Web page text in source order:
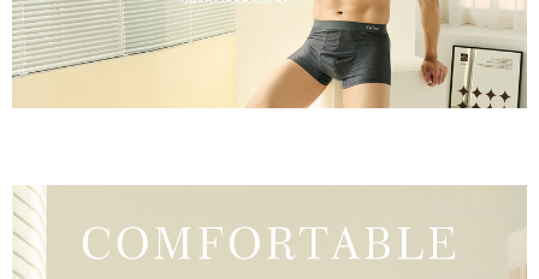
Perkhidmatan ini disediakan oleh Taiwan Mobile Co., Ltd. (“Syarikat”),
yang membolehkan pelanggan membeli barangan atau perkhidmatan
melalui perkhidmatan ini pada masa transaksi. Hasil daripada pembelian
atau pembayaran ansuran akan dipindahkan oleh peniaga kepada
Untuk memenuhi hubungan kontrak yang terjalin melalui persetujuan
penggunaan OP Pay Later, peniaga akan memberikan maklumat peribadi
anda (termasuk nama, nombor telefon, atau alamat) kepada Syarikat bagi
tujuan pengumpulan, pemprosesan dan penggunaan data yang
diperlukan untuk pengebilan ansuran, termasuk pengesahan,
keputusan pensijilan dan semakan oleh AFTEE.
2. Amaun perbelanjaan minimum mestilah lebih besar daripada NT$20.
3. Pada masa ini hanya tersedia untuk ahli Taiwan.
Ketiga, Syarat Perkhidmatan
pembeli, no. telefon, nama penerima, no. telefon, alamat penerima) untuk
penggunaan perkhidmatan. Sila rujuk kepada "Penyata Pengumpulan
Data Peribadi, Pemprosesan, Penggunaan"
(https://aftee.tw/privacypolicy/
) untuk maklumat lanjut.
7-11取貨付款
NT$80/pesanan | Penghantaran percuma untuk pesanan
NT$799 atau lebih
付款後7-11取貨
7-11取貨(快速到店)
NT$90/pesanan